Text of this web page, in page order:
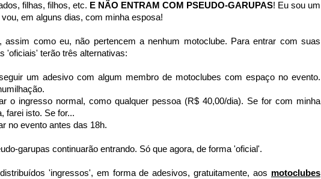
filhas, filhos, etc. E NÃO ENTRAM COM PSEUDO-GARUPAS! Eu sou um
em alguns dias, com minha esposa!
assim como eu, não pertencem a nenhum motoclube. Para entrar com suas
'oficiais' terão três alternativas:
um adesivo com algum membro de motoclubes com espaço no evento.
o ingresso normal, como qualquer pessoa (R$ 40,00/dia). Se for com minha
farei isto. Se for...
no evento antes das 18h.
garupas continuarão entrando. Só que agora, de forma 'oficial'.
'ingressos', em forma de adesivos, gratuitamente, aos motoclubes